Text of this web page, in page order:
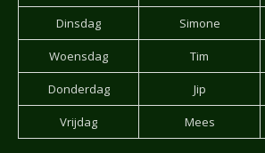
Dinsdag Simone
Woensdag Tim
Donderdag Jip
Vrijdag Mees